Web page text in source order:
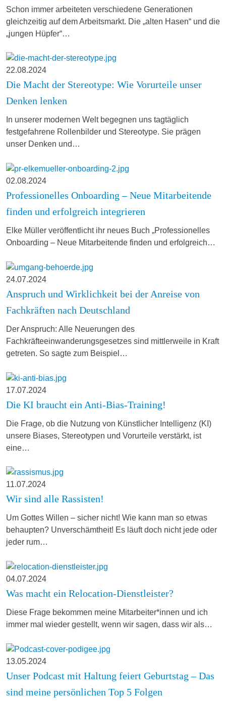
Schon immer arbeiteten verschiedene Generationen
gleichzeitig auf dem Arbeitsmarkt. Die „alten Hasen“ und die
„jungen Hüpfer“…
22.08.2024
Die Macht der Stereotype: Wie Vorurteile unser
Denken lenken
In unserer modernen Welt begegnen uns tagtäglich
festgefahrene Rollenbilder und Stereotype. Sie prägen
unser Denken und…
02.08.2024
Professionelles Onboarding – Neue Mitarbeitende
finden und erfolgreich integrieren
Elke Müller veröffentlicht ihr neues Buch „Professionelles
Onboarding – Neue Mitarbeitende finden und erfolgreich…
24.07.2024
Anspruch und Wirklichkeit bei der Anreise von
Fachkräften nach Deutschland
Der Anspruch: Alle Neuerungen des
Fachkräfteeinwanderungsgesetzes sind mittlerweile in Kraft
getreten. So sagte zum Beispiel…
17.07.2024
Die KI braucht ein Anti-Bias-Training!
Die Frage, ob die Nutzung von Künstlicher Intelligenz (KI)
unsere Biases, Stereotypen und Vorurteile verstärkt, ist
eine…
11.07.2024
Wir sind alle Rassisten!
Um Gottes Willen – sicher nicht! Wie kann man so etwas
behaupten? Unverschämtheit! Es läuft doch nicht jede oder
jeder rum…
04.07.2024
Was macht ein Relocation-Dienstleister?
Diese Frage bekommen meine Mitarbeiter*innen und ich
immer mal wieder gestellt, wenn wir sagen, dass wir als…
13.05.2024
Unser Podcast mit Haltung feiert Geburtstag – Das
sind meine persönlichen Top 5 Folgen